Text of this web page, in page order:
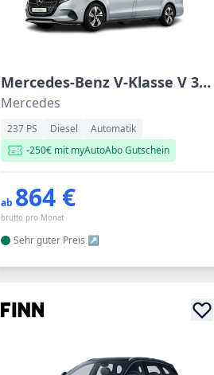
Mercedes-Benz V-Klasse V 300 d . lang
Mercedes
237 PS Diesel
Automatik
-250€ mit myAutoAbo Gutschein
ab 864 €
brutto pro Monat
Sehr guter Preis